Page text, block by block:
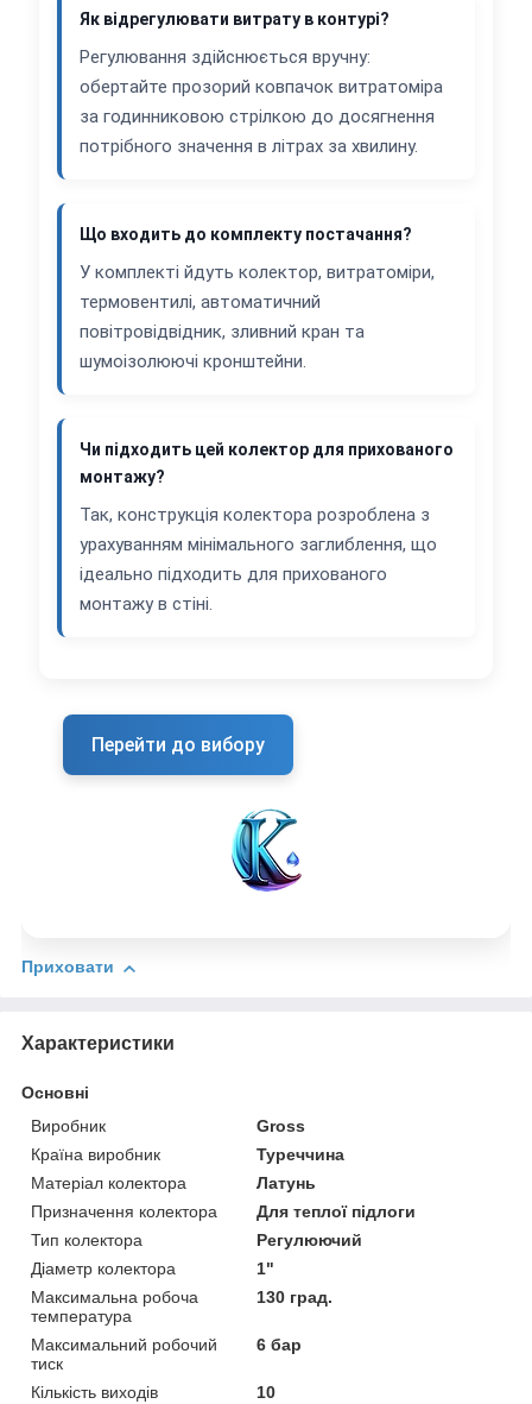
Як відрегулювати витрату в контурі?
Регулювання здійснюється вручну:
обертайте прозорий ковпачок витратоміра
за годинниковою стрілкою до досягнення
потрібного значення в літрах за хвилину.
Що входить до комплекту постачання?
У комплекті йдуть колектор, витратоміри,
термовентилі, автоматичний
повітровідвідник, зливний кран та
шумоізолюючі кронштейни.
Чи підходить цей колектор для прихованого
монтажу?
Так, конструкція колектора розроблена з
урахуванням мінімального заглиблення, що
ідеально підходить для прихованого
монтажу в стіні.
Перейти до вибору
Приховати
Характеристики
Основні
Виробник
Gross
Країна виробник
Туреччина
Матеріал колектора
Латунь
Призначення колектора
Для теплої підлоги
Тип колектора
Регулюючий
Діаметр колектора
1"
Максимальна робоча
температура
130 град.
Максимальний робочий
тиск
6 бар
Кількість виходів
10